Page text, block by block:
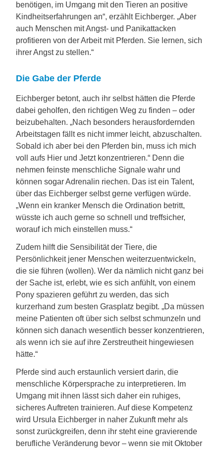
benötigen, im Umgang mit den Tieren an positive
Kindheitserfahrungen an“, erzählt Eichberger. „Aber
auch Menschen mit Angst- und Panikattacken
profitieren von der Arbeit mit Pferden. Sie lernen, sich
ihrer Angst zu stellen.“
Die Gabe der Pferde
Eichberger betont, auch ihr selbst hätten die Pferde
dabei geholfen, den richtigen Weg zu finden – oder
beizubehalten. „Nach besonders herausfordernden
Arbeitstagen fällt es nicht immer leicht, abzuschalten.
Sobald ich aber bei den Pferden bin, muss ich mich
voll aufs Hier und Jetzt konzentrieren.“ Denn die
nehmen feinste menschliche Signale wahr und
können sogar Adrenalin riechen. Das ist ein Talent,
über das Eichberger selbst gerne verfügen würde.
„Wenn ein kranker Mensch die Ordination betritt,
wüsste ich auch gerne so schnell und treffsicher,
worauf ich mich einstellen muss.“
Zudem hilft die Sensibilität der Tiere, die
Persönlichkeit jener Menschen weiterzuentwickeln,
die sie führen (wollen). Wer da nämlich nicht ganz bei
der Sache ist, erlebt, wie es sich anfühlt, von einem
Pony spazieren geführt zu werden, das sich
kurzerhand zum besten Grasplatz begibt. „Da müssen
meine Patienten oft über sich selbst schmunzeln und
können sich danach wesentlich besser konzentrieren,
als wenn ich sie auf ihre Zerstreutheit hingewiesen
hätte.“
Pferde sind auch erstaunlich versiert darin, die
menschliche Körpersprache zu interpretieren. Im
Umgang mit ihnen lässt sich daher ein ruhiges,
sicheres Auftreten trainieren. Auf diese Kompetenz
wird Ursula Eichberger in naher Zukunft mehr als
sonst zurückgreifen, denn ihr steht eine gravierende
berufliche Veränderung bevor – wenn sie mit Oktober